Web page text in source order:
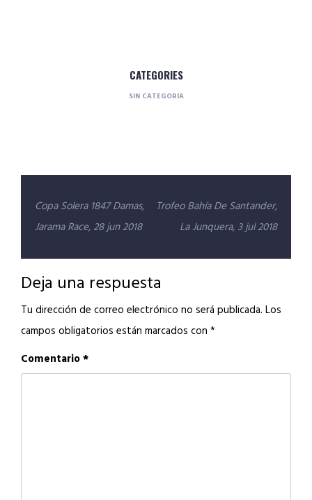
CATEGORIES
SIN CATEGORÍA
Navegación
de
entradas
Copa Solera 1847 Damas,
Jarama Race, 28 jun 2018
Trofeo Bahía De Santander,
La Junquera, 3 jul 2018
Deja una respuesta
Tu dirección de correo electrónico no será publicada. Los
campos obligatorios están marcados con *
Comentario*